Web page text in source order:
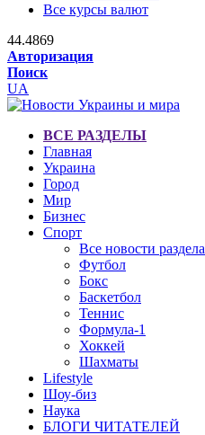
Все курсы валют
44.4869
Авторизация
Поиск
UA
ВСЕ РАЗДЕЛЫ
Главная
Украина
Город
Мир
Бизнес
Спорт
Все новости раздела
Футбол
Бокс
Баскетбол
Теннис
Формула-1
Хоккей
Шахматы
Lifestyle
Шоу-биз
Наука
БЛОГИ ЧИТАТЕЛЕЙ